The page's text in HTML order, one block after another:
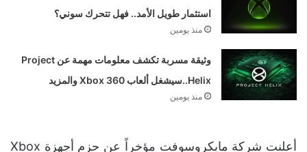
استثمار طويل الأمد.. فهل تتحرك سوني؟
منذ يومين
وثيقة مسربة تكشف معلومات مهمة عن Project
Helix..سيشغل ألعاب Xbox 360 والمزيد
منذ يومين
أعلنت شركة مايكروسوفت مؤخراً عن حزم أجهزة Xbox